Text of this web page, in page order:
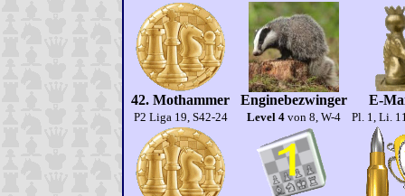
42. Mothammer
P2 Liga 19, S42-24
Enginebezwinger
Level 4von 8, W-4
E-
Pl. 1, Li.